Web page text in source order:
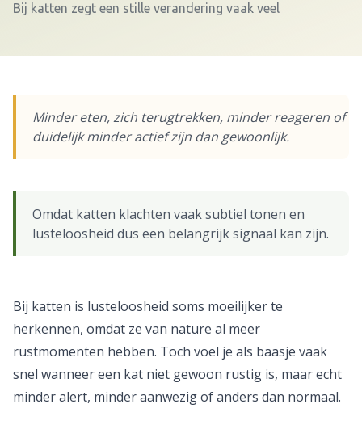
Bij katten zegt een stille verandering vaak veel
Minder eten, zich terugtrekken, minder reageren of
duidelijk minder actief zijn dan gewoonlijk.
Omdat katten klachten vaak subtiel tonen en
lusteloosheid dus een belangrijk signaal kan zijn.
Bij katten is lusteloosheid soms moeilijker te
herkennen, omdat ze van nature al meer
rustmomenten hebben. Toch voel je als baasje vaak
snel wanneer een kat niet gewoon rustig is, maar echt
minder alert, minder aanwezig of anders dan normaal.